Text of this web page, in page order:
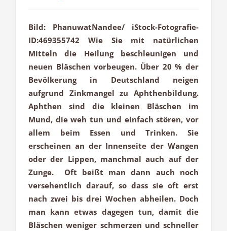
Bild: PhanuwatNandee/ iStock-Fotografie-
ID:469355742 Wie Sie mit natürlichen
Mitteln die Heilung beschleunigen und
neuen Bläschen vorbeugen. Über 20 % der
Bevölkerung in Deutschland neigen
aufgrund Zinkmangel zu Aphthenbildung.
Aphthen sind die kleinen Bläschen im
Mund, die weh tun und einfach stören, vor
allem beim Essen und Trinken. Sie
erscheinen an der Innenseite der Wangen
oder der Lippen, manchmal auch auf der
Zunge. Oft beißt man dann auch noch
versehentlich darauf, so dass sie oft erst
nach zwei bis drei Wochen abheilen. Doch
man kann etwas dagegen tun, damit die
Bläschen weniger schmerzen und schneller